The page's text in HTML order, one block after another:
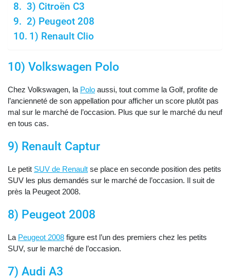
3) Citroën C3
2) Peugeot 208
1) Renault Clio
10) Volkswagen Polo
Chez Volkswagen, la Polo aussi, tout comme la Golf, profite de
l’ancienneté de son appellation pour afficher un score plutôt pas
mal sur le marché de l’occasion. Plus que sur le marché du neuf
en tous cas.
9) Renault Captur
Le petit SUV de Renault se place en seconde position des petits
SUV les plus demandés sur le marché de l’occasion. Il suit de
près la Peugeot 2008.
8) Peugeot 2008
La Peugeot 2008 figure est l’un des premiers chez les petits
SUV, sur le marché de l’occasion.
7) Audi A3